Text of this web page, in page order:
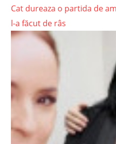
Cat dureaza o partida de
l-a făcut de râs